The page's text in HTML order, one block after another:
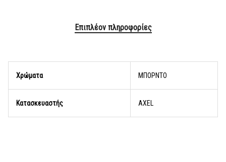
Επιπλέον πληροφορίες
Χρώματα ΜΠΟΡΝΤΟ
Κατασκευαστής AXEL